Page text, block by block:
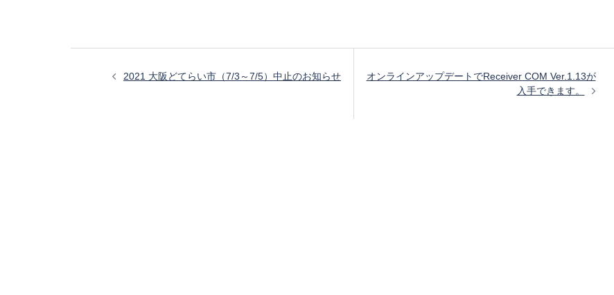
2021 大阪どてらい市（7/3～7/5）中止のお知らせ
オンラインアップデートでReceiver COM Ver.1.13が
入手できます。